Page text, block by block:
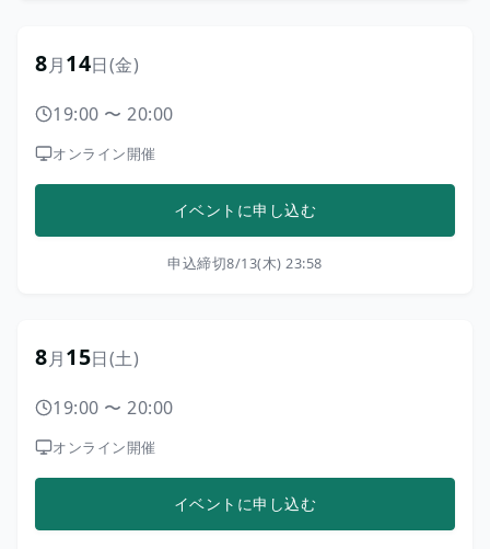
8月14日(金)
19:00 〜 20:00
オンライン開催
イベントに申し込む
申込締切8/13(木) 23:58
8月15日(土)
19:00 〜 20:00
オンライン開催
イベントに申し込む